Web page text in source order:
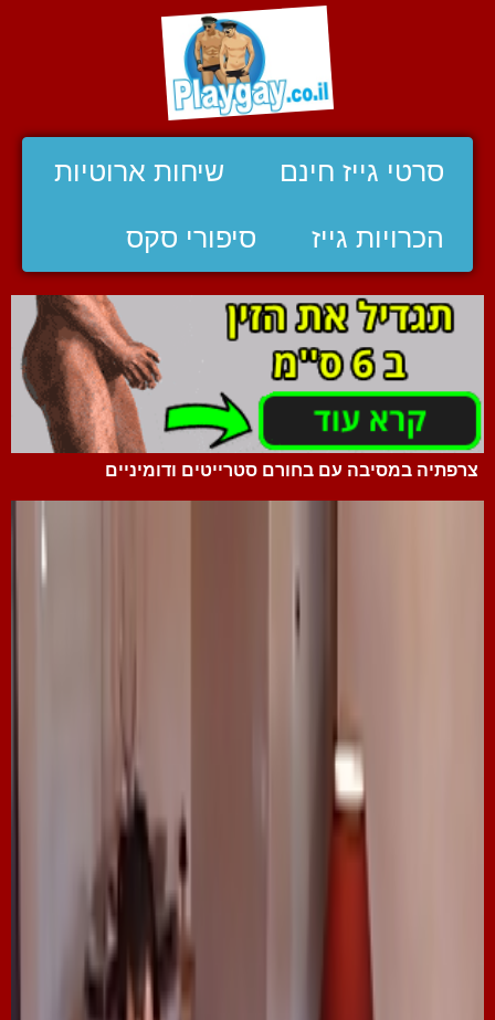
סרטי גייז חינם שיחות ארוטיות
הכרויות גייז סיפורי סקס
צרפתיה במסיבה עם בחורם סטרייטים ודומיניים